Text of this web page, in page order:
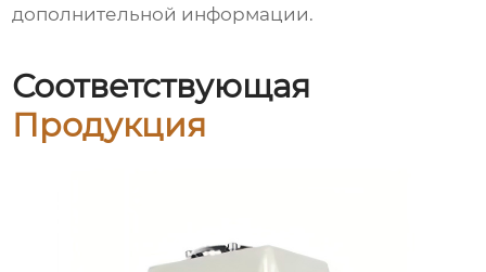
дополнительной информации.
Соответствующая
Продукция